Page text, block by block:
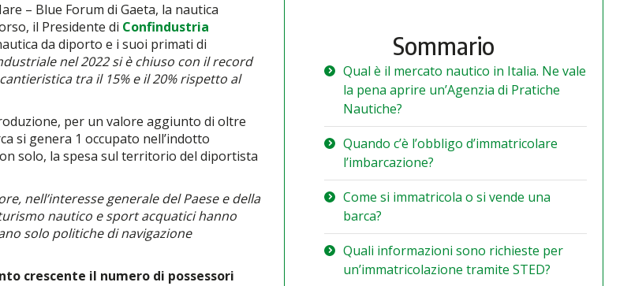
– Blue Forum di Gaeta, la nautica
il Presidente di Confindustria
da diporto e i suoi primati di
nel 2022 si è chiuso con il record
tra il 15% e il 20% rispetto al
per un valore aggiunto di oltre
si genera 1 occupato nell’indotto
solo, la spesa sul territorio del diportista
nell’interesse generale del Paese e della
nautico e sport acquatici hanno
solo politiche di navigazione
crescente il numero di possessori
Sommario
Qual è il mercato nautico in Italia. Ne vale
la pena aprire un’Agenzia di Pratiche
Nautiche?
Quando c’è l’obbligo d’immatricolare
l’imbarcazione?
Come si immatricola o si vende una
barca?
Quali informazioni sono richieste per
un’immatricolazione tramite STED?